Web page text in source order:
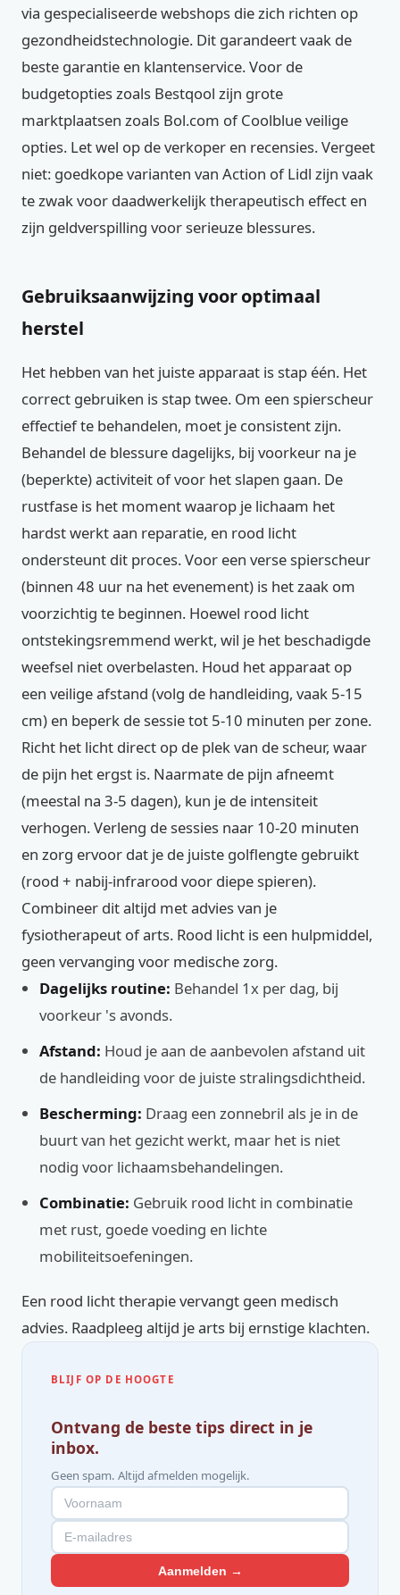
via gespecialiseerde webshops die zich richten op
gezondheidstechnologie. Dit garandeert vaak de
beste garantie en klantenservice. Voor de
budgetopties zoals Bestqool zijn grote
marktplaatsen zoals Bol.com of Coolblue veilige
opties. Let wel op de verkoper en recensies. Vergeet
niet: goedkope varianten van Action of Lidl zijn vaak
te zwak voor daadwerkelijk therapeutisch effect en
zijn geldverspilling voor serieuze blessures.
Gebruiksaanwijzing voor optimaal
herstel
Het hebben van het juiste apparaat is stap één. Het
correct gebruiken is stap twee. Om een spierscheur
effectief te behandelen, moet je consistent zijn.
Behandel de blessure dagelijks, bij voorkeur na je
(beperkte) activiteit of voor het slapen gaan. De
rustfase is het moment waarop je lichaam het
hardst werkt aan reparatie, en rood licht
ondersteunt dit proces. Voor een verse spierscheur
(binnen 48 uur na het evenement) is het zaak om
voorzichtig te beginnen. Hoewel rood licht
ontstekingsremmend werkt, wil je het beschadigde
weefsel niet overbelasten. Houd het apparaat op
een veilige afstand (volg de handleiding, vaak 5-15
cm) en beperk de sessie tot 5-10 minuten per zone.
Richt het licht direct op de plek van de scheur, waar
de pijn het ergst is. Naarmate de pijn afneemt
(meestal na 3-5 dagen), kun je de intensiteit
verhogen. Verleng de sessies naar 10-20 minuten
en zorg ervoor dat je de juiste golflengte gebruikt
(rood + nabij-infrarood voor diepe spieren).
Combineer dit altijd met advies van je
fysiotherapeut of arts. Rood licht is een hulpmiddel,
geen vervanging voor medische zorg.
Dagelijks routine: Behandel 1x per dag, bij
voorkeur 's avonds.
Afstand: Houd je aan de aanbevolen afstand uit
de handleiding voor de juiste stralingsdichtheid.
Bescherming: Draag een zonnebril als je in de
buurt van het gezicht werkt, maar het is niet
nodig voor lichaamsbehandelingen.
Combinatie: Gebruik rood licht in combinatie
met rust, goede voeding en lichte
mobiliteitsoefeningen.
Een rood licht therapie vervangt geen medisch
advies. Raadpleeg altijd je arts bij ernstige klachten.
BLIJF OP DE HOOGTE
Ontvang de beste tips direct in je
inbox.
Geen spam. Altijd afmelden mogelijk.
Aanmelden →